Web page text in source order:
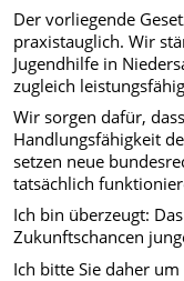
Der vorliegende
praxistauglich. Wir
Jugendhilfe in
zugleich
Wir sorgen dafür,
Handlungsfähigkeit
setzen neue
tatsächlich
Ich bin überzeugt:
Zukunftschancen
Ich bitte Sie daher